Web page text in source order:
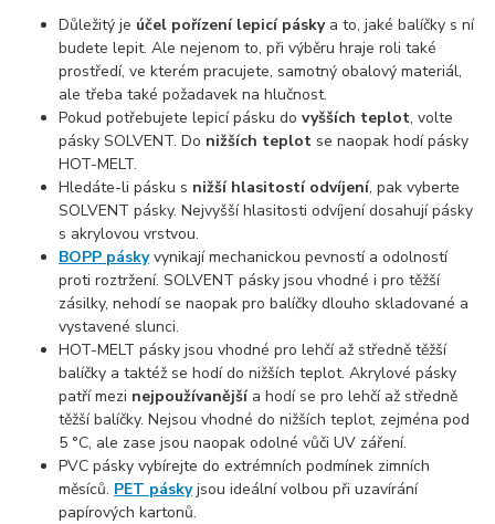
Důležitý je účel pořízení lepicí páskya to, jaké balíčky s ní
budete lepit. Ale nejenom to, při výběru hraje roli také
prostředí, ve kterém pracujete, samotný obalový materiál,
ale třeba také požadavek na hlučnost.
Pokud potřebujete lepicí pásku dovyšších teplot, volte
pásky SOLVENT. Do nižších teplot se naopak hodí pásky
HOT-MELT.
Hledáte-li pásku s nižší hlasitostí odvíjení, pak vyberte
SOLVENT pásky. Nejvyšší hlasitosti odvíjení dosahují pásky
s akrylovou vrstvou.
BOPP páskyvynikají mechanickou pevností a odolností
proti roztržení. SOLVENT pásky jsou vhodné i pro těžší
zásilky, nehodí se naopak pro balíčky dlouho skladované a
vystavené slunci.
HOT-MELT pásky jsou vhodné pro lehčí až středně těžší
balíčky a taktéž se hodí do nižších teplot. Akrylové pásky
patří mezi nejpoužívanější a hodí se pro lehčí až středně
těžší balíčky. Nejsou vhodné do nižších teplot, zejména pod
5 °C, ale zase jsou naopak odolné vůči UV záření.
PVC pásky vybírejte do extrémních podmínek zimních
měsíců. PET páskyjsou ideální volbou při uzavírání
papírových kartonů.